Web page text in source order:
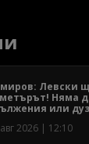
Левски
Няма
или
2026 | 12:10